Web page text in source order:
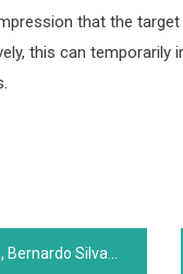
that the
this can temporarily
Oleh Pemain Man City dan Aston Villa